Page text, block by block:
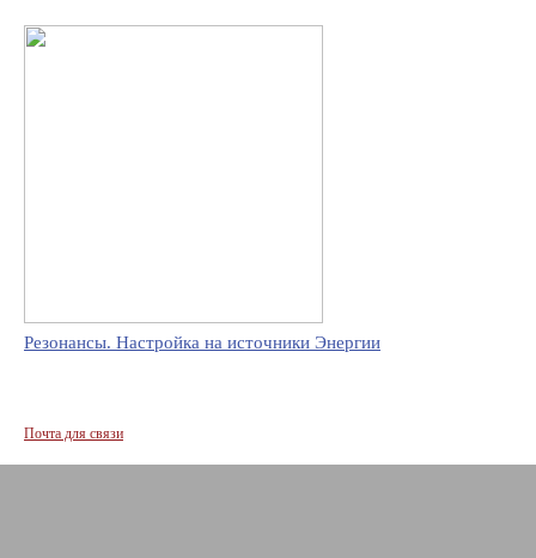
Резонансы. Настройка на источники Энергии
Почта для связи